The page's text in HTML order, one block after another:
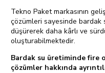
Tekno Paket markasının
çözümleri sayesinde bardak
düşürerek daha kârlı ve
oluşturabilmektedir.
Bardak su üretiminde fire
çözümler hakkında